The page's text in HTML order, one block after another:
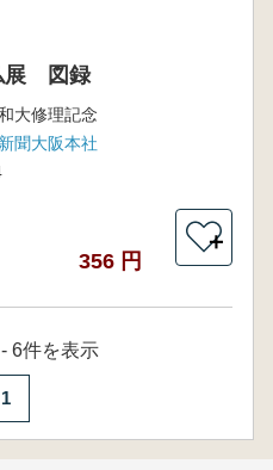
展 図録
大修理記念
聞大阪本社
356 円
＋
6件を表示
1